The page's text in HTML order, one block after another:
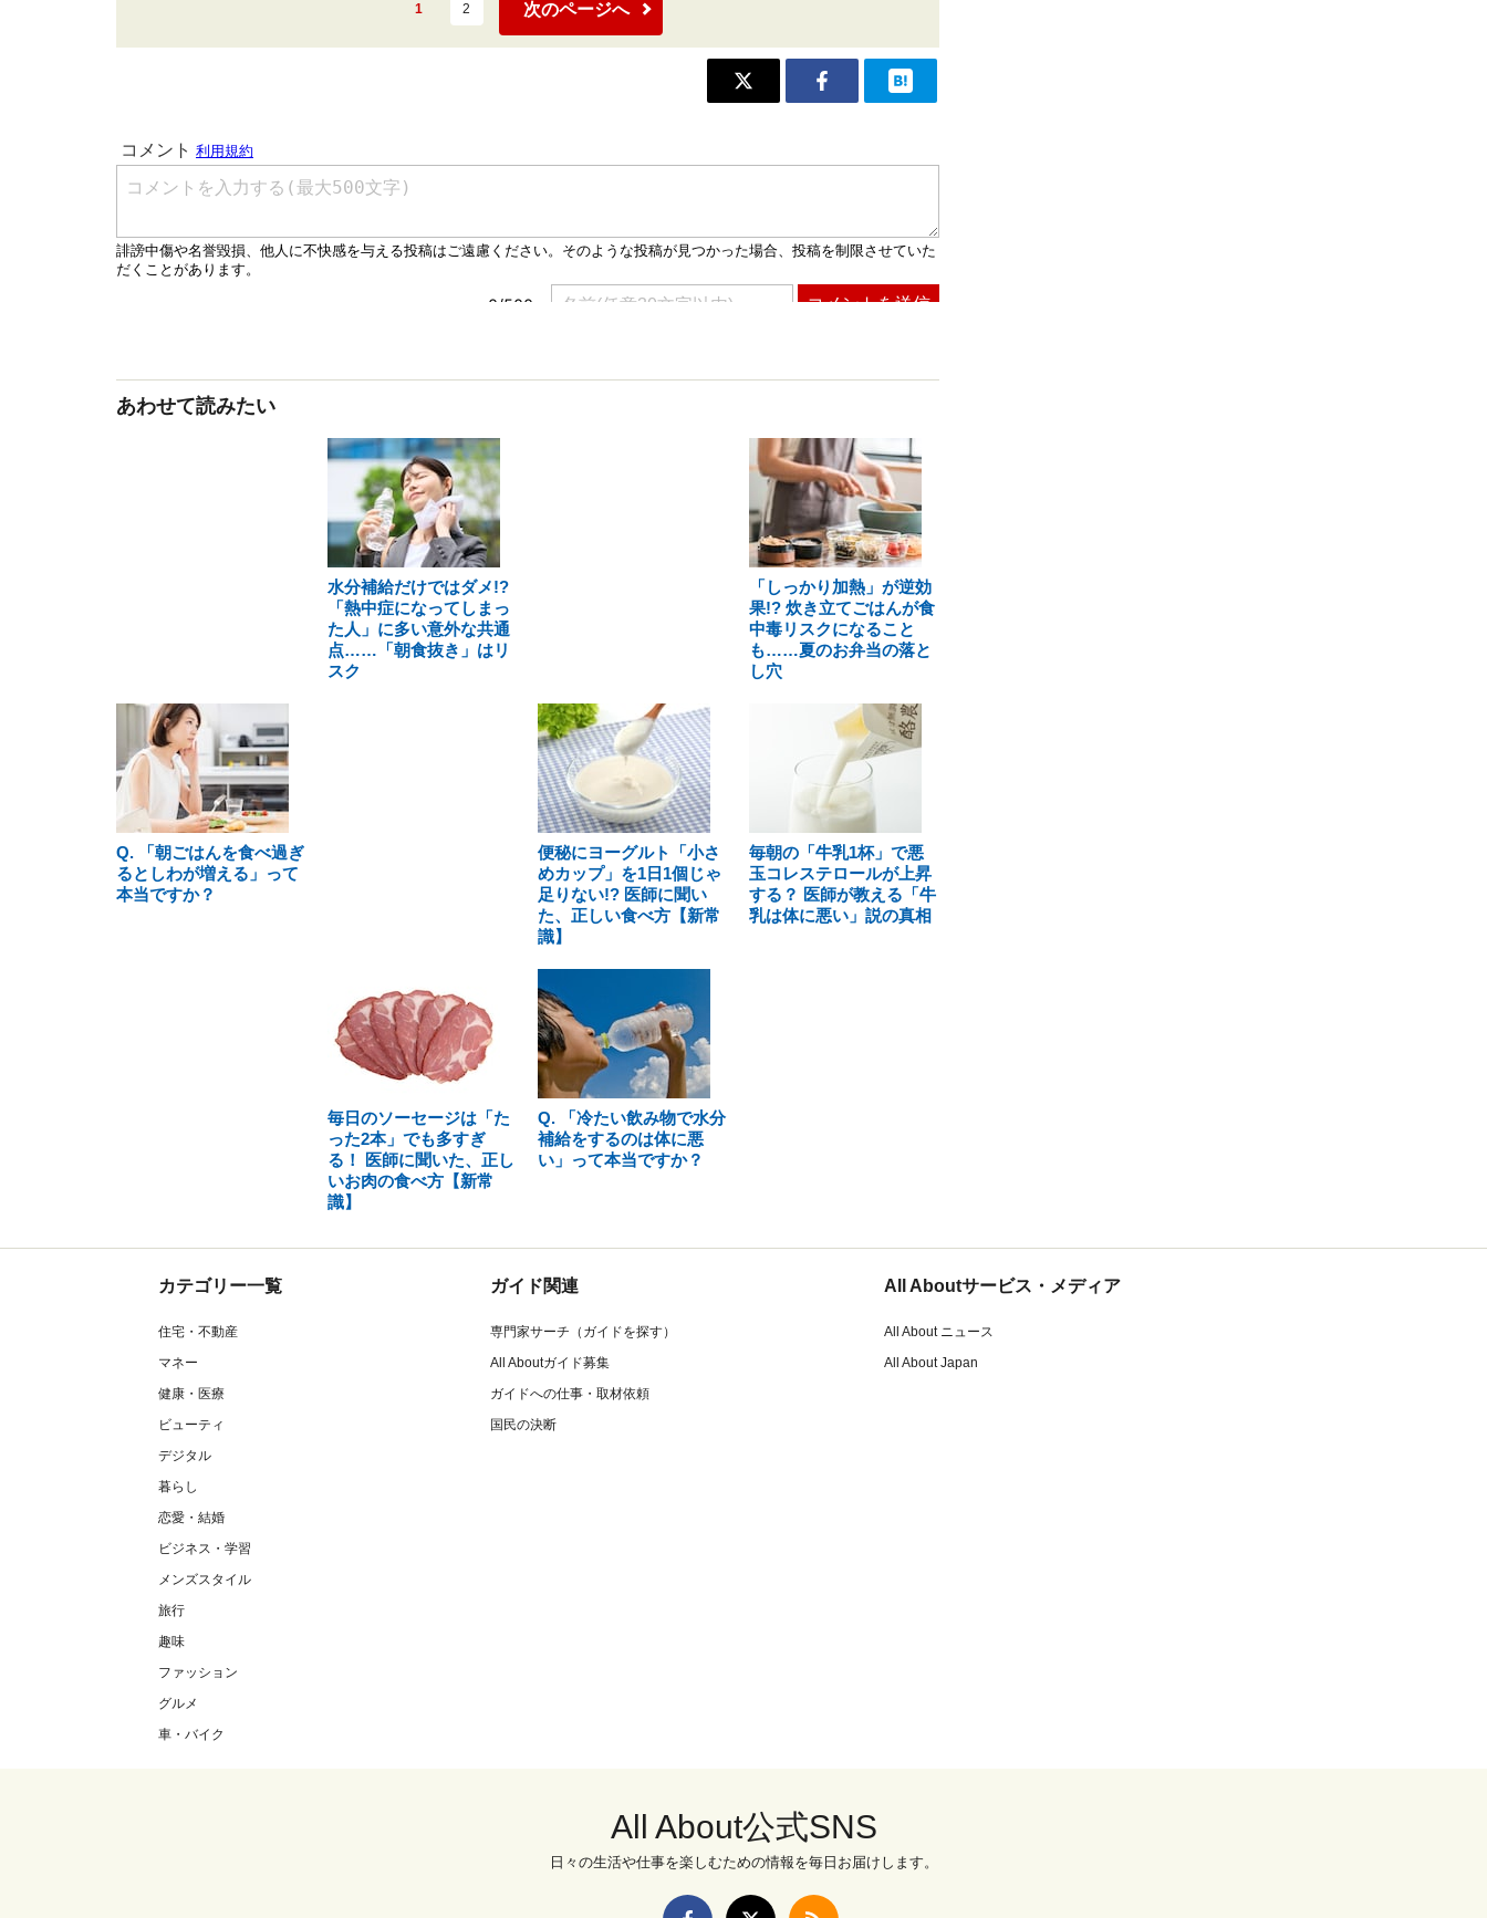
1 2 次のページへ
あわせて読みたい
水分補給だけではダメ!?
「熱中症になってしまっ
た人」に多い意外な共通
点……「朝食抜き」はリ
スク
「しっかり加熱」が逆効
果!? 炊き立てごはんが食
中毒リスクになること
も……夏のお弁当の落と
し穴
Q. 「朝ごはんを食べ過ぎ
るとしわが増える」って
本当ですか？
便秘にヨーグルト「小さ
めカップ」を1日1個じゃ
足りない!? 医師に聞い
た、正しい食べ方【新常
識】
毎朝の「牛乳1杯」で悪
玉コレステロールが上昇
する？ 医師が教える「牛
乳は体に悪い」説の真相
毎日のソーセージは「た
った2本」でも多すぎ
る！ 医師に聞いた、正し
いお肉の食べ方【新常
識】
Q. 「冷たい飲み物で水分
補給をするのは体に悪
い」って本当ですか？
カテゴリー一覧
住宅・不動産
マネー
健康・医療
ビューティ
デジタル
暮らし
恋愛・結婚
ビジネス・学習
メンズスタイル
旅行
趣味
ファッション
グルメ
車・バイク
ガイド関連
専門家サーチ（ガイドを探す）
All Aboutガイド募集
ガイドへの仕事・取材依頼
国民の決断
All Aboutサービス・メディア
All About ニュース
All About Japan
All About公式SNS
日々の生活や仕事を楽しむための情報を毎日お届けします。